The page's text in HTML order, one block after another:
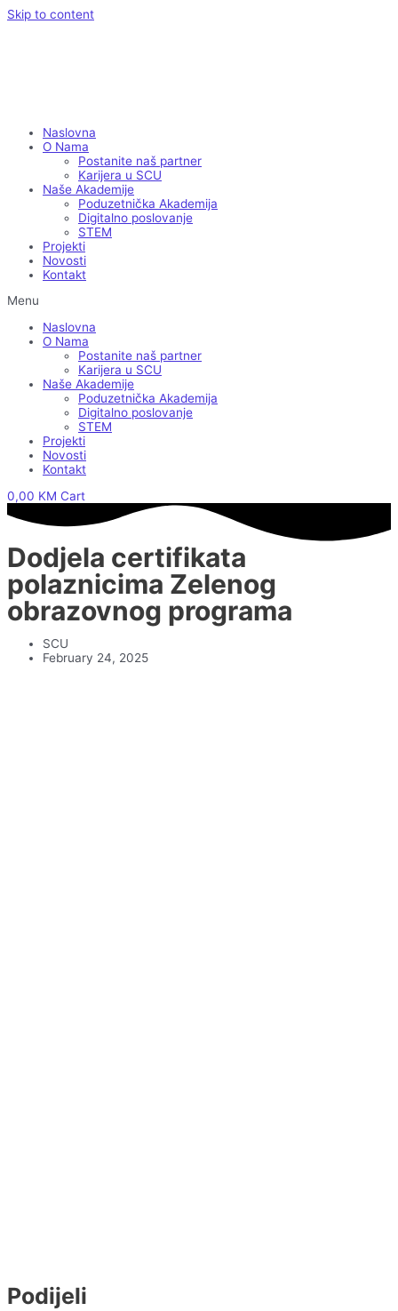
Skip to content
Naslovna
O Nama
Postanite naš partner
Karijera u SCU
Naše Akademije
Poduzetnička Akademija
Digitalno poslovanje
STEM
Projekti
Novosti
Kontakt
Menu
Naslovna
O Nama
Postanite naš partner
Karijera u SCU
Naše Akademije
Poduzetnička Akademija
Digitalno poslovanje
STEM
Projekti
Novosti
Kontakt
0,00 KM Cart
Dodjela certifikata
polaznicima Zelenog
obrazovnog programa
SCU
February 24, 2025
Podijeli